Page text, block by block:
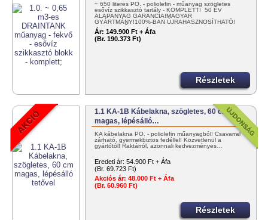
~ 650 literes PO. - poliolefin - műanyag szögletes
esővíz szikkasztó tartály - KOMPLETT! 50 ÉV
ALAPANYAG GARANCIA!MAGYAR
GYÁRTMÁNY!100%-BAN ÚJRAHASZNOSÍTHATÓ!
EGYSZERŰEN…
Ár: 149.900 Ft + Áfa
(Br. 190.373 Ft)
Részletek
1.1 KA-1B Kábelakna, szögletes, 60 cm
magas, lépésálló…
KA kábelakna PO. - poliolefin műanyagból! Csavarral
zárható, gyermekbiztos fedéllel! Közvetlenül a
gyártótól! Raktárról, azonnali kedvezményes…
Eredeti ár: 54.900 Ft + Áfa
(Br. 69.723 Ft)
Akciós ár: 48.000 Ft + Áfa
(Br. 60.960 Ft)
Részletek